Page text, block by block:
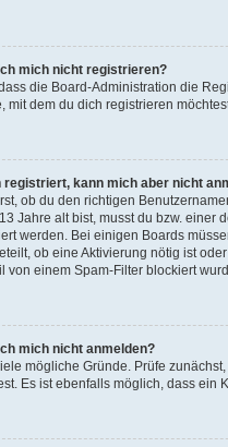
mich nicht registrieren?
die Board-Administration die
mit dem du dich registrieren
registriert, kann mich aber nicht
ob du den richtigen
Jahre alt bist, musst du bzw.
werden. Bei einigen Boards
ob eine Aktivierung nötig ist
von einem Spam-Filter blockiert
mich nicht anmelden?
mögliche Gründe. Prüfe
Es ist ebenfalls möglich, dass ein